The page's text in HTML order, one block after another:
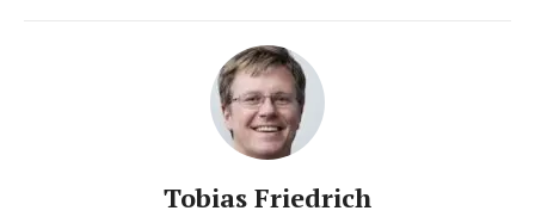
Tobias Friedrich